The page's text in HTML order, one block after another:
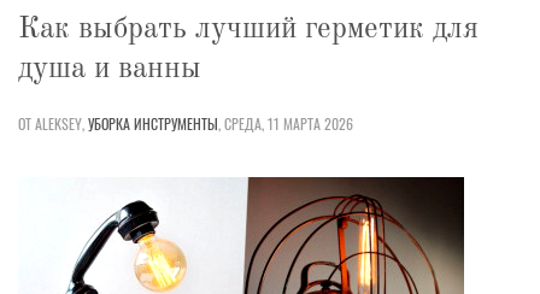
Как выбрать лучший герметик для
душа и ванны
ОТ ALEKSEY,УБОРКАИНСТРУМЕНТЫ,СРЕДА, 11 МАРТА 2026